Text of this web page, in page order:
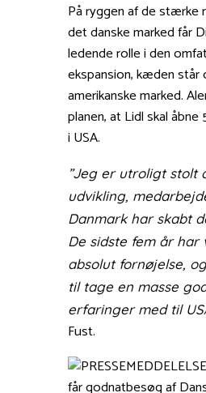
På ryggen af de stærke
det danske marked får
ledende rolle i den
ekspansion, kæden
amerikanske marked.
planen, at Lidl skal
i USA.
”Jeg er utroligt stolt
udvikling,
Danmark har skabt
De sidste fem år
absolut fornøjelse,
til tage en masse
erfaringer med til
Fust.